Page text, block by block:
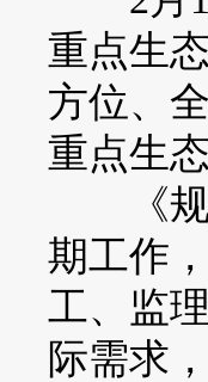
重点生
方位、
重点生
《规
期工作
工、监
际需求